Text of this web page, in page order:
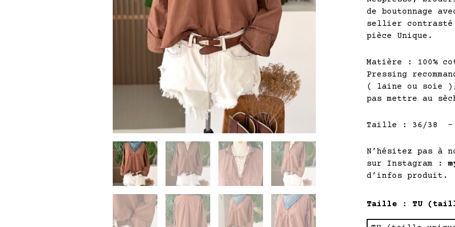
de boutonnage
sellier contrasté
pièce Unique.
Matière : 100%
Pressing
( laine ou soie ),
pas mettre au
Taille : 36/38 –
N’hésitez pas à
sur Instagram :
d’infos produit.
Taille : TU
quantité